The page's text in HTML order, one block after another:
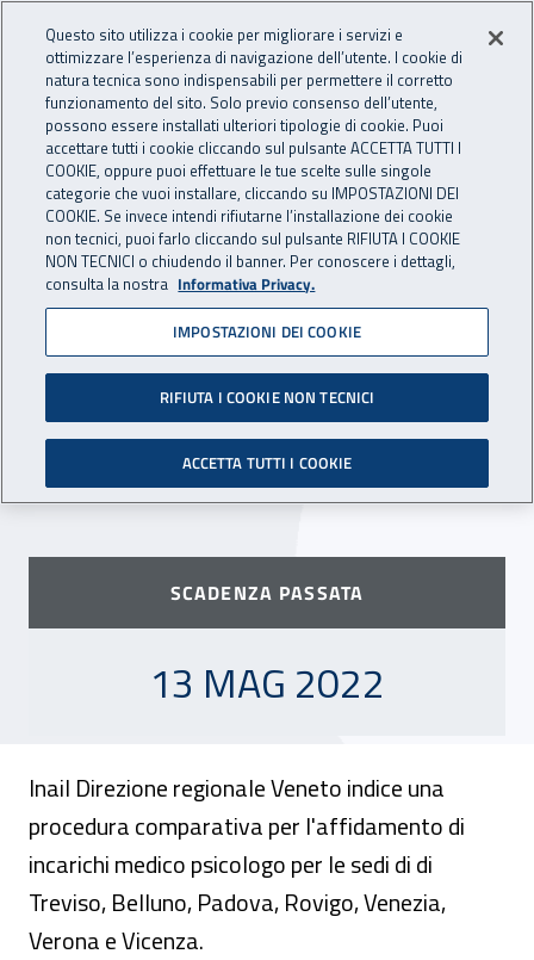
INAIL - Istituto Nazionale
Apri cerca
Navigazione principale
Navigazione - Ti trovi in:
Home Inail comunica Scadenze Scadenza
Dr Veneto: avviso di
selezione comparativa per
conferimento di n.7
incarichi di psicologo
Scade il 13 maggio 2022 il termine per l'invio
delle candidature.
SCADENZA PASSATA
13 MAGGIO 2022
13 MAG 2022
Inail Direzione regionale Veneto indice una
procedura comparativa per l'affidamento di
incarichi medico psicologo per le sedi di di
Treviso, Belluno, Padova, Rovigo, Venezia,
Verona e Vicenza.
Questo sito utilizza i cookie per migliorare i servizi e
ottimizzare l’esperienza di navigazione dell’utente. I cookie di
natura tecnica sono indispensabili per permettere il corretto
funzionamento del sito. Solo previo consenso dell’utente,
possono essere installati ulteriori tipologie di cookie. Puoi
accettare tutti i cookie cliccando sul pulsante ACCETTA TUTTI I
COOKIE, oppure puoi effettuare le tue scelte sulle singole
categorie che vuoi installare, cliccando su IMPOSTAZIONI DEI
COOKIE. Se invece intendi rifiutarne l’installazione dei cookie
non tecnici, puoi farlo cliccando sul pulsante RIFIUTA I COOKIE
NON TECNICI o chiudendo il banner. Per conoscere i dettagli,
consulta la nostra Informativa Privacy.
IMPOSTAZIONI DEI COOKIE
RIFIUTA I COOKIE NON TECNICI
ACCETTA TUTTI I COOKIE